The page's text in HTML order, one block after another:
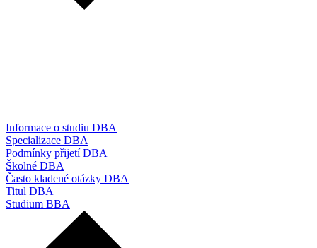
Informace o studiu DBA
Specializace DBA
Podmínky přijetí DBA
Školné DBA
Často kladené otázky DBA
Titul DBA
Studium BBA